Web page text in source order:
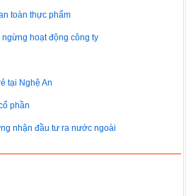
toàn thực phẩm
hoạt động công ty
tại Nghệ An
phần
nhận đầu tư ra nước ngoài